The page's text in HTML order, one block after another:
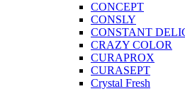
CONCEPT
CONSLY
CONSTANT
CRAZY COLOR
CURAPROX
CURASEPT
Crystal Fresh